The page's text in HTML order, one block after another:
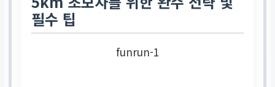
필수 팁
funrun-1